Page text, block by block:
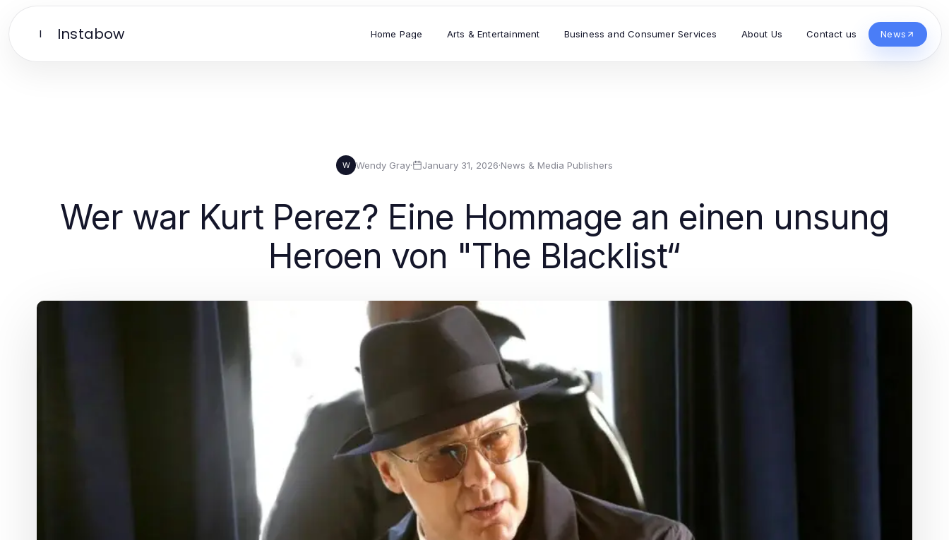
I Instabow Home Page Arts & Entertainment Business and Consumer Services About Us Contact us News
W Wendy Gray· January 31, 2026·News & Media Publishers
Wer war Kurt Perez? Eine Hommage an einen unsung
Heroen von "The Blacklist“